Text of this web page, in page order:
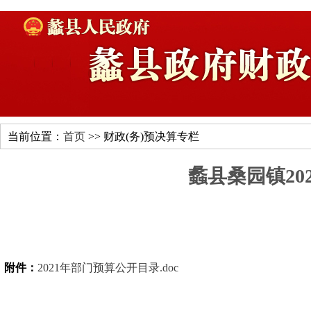
当前位置： 首页 >> 财政(务)预决算专栏
蠡县桑园镇
附件： 2021年部门预算公开目录.doc